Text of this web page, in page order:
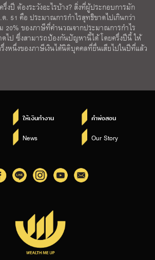
งปี ต้องระวังอะไรบ้าง? สิ่งที่ผู้ประกอบการมัก
. 51 คือ ประมาณการกำไรสุทธิขาดไปเกินกว่า
ม 20% ของภาษีที่คำนวณจากประมาณการกำไร
ไป ซึ่งสามารถป้องกันปัญหานี้ได้ โดยครึ่งปีนี้ ให้
งหนึ่งของภาษีเงินได้นิติบุคคลที่ยื่นเสียไปในปีที่แล้ว
ให้เงินทำงาน คำพ่อสอน
News Our Story